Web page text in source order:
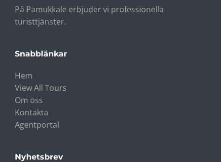
På Pamukkale erbjuder vi professionella
turisttjänster.
Snabblänkar
Hem
View All Tours
Om oss
Kontakta
Agentportal
Nyhetsbrev